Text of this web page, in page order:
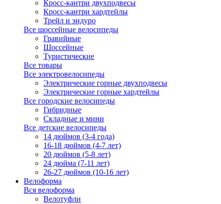
Кросс-кантри двухподвесы
Кросс-кантри хардтейлы
Трейл и эндуро
Все шоссейные велосипеды
Гравийные
Шоссейные
Туристические
Все товары
Все электровелосипеды
Электрические горные двухподвесы
Электрические горные хардтейлы
Все городские велосипеды
Гибридные
Складные и мини
Все детские велосипеды
14 дюймов (3-4 года)
16-18 дюймов (4-7 лет)
20 дюймов (5-8 лет)
24 дюйма (7-11 лет)
26-27 дюймов (10-16 лет)
Велоформа
Вся велоформа
Велотуфли